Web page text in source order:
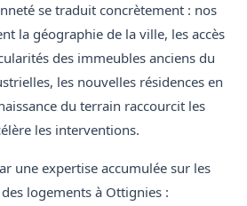
se traduit concrètement : nos
la géographie de la ville, les accès
des immeubles anciens du
les nouvelles résidences en
du terrain raccourcit les
les interventions.
une expertise accumulée sur les
logements à Ottignies :